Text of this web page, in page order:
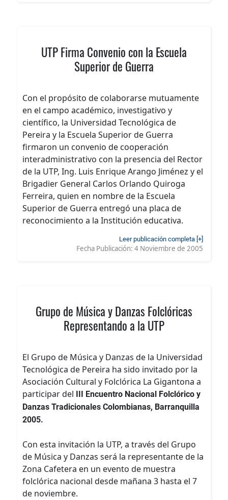
UTP Firma Convenio con la Escuela
Superior de Guerra
Con el propósito de colaborarse mutuamente
en el campo académico, investigativo y
científico, la Universidad Tecnológica de
Pereira y la Escuela Superior de Guerra
firmaron un convenio de cooperación
interadministrativo con la presencia del Rector
de la UTP, Ing. Luis Enrique Arango Jiménez y el
Brigadier General Carlos Orlando Quiroga
Ferreira, quien en nombre de la Escuela
Superior de Guerra entregó una placa de
reconocimiento a la Institución educativa.
Leer publicación completa [+]
Fecha Publicación: 4 Noviembre de 2005
Grupo de Música y Danzas Folclóricas
Representando a la UTP
El Grupo de Música y Danzas de la Universidad
Tecnológica de Pereira ha sido invitado por la
Asociación Cultural y Folclórica La Gigantona a
participar del
III Encuentro Nacional Folclórico y
Danzas Tradicionales Colombianas, Barranquilla
2005.
Con esta invitación la UTP, a través del Grupo
de Música y Danzas será la representante de la
Zona Cafetera en un evento de muestra
folclórica nacional desde mañana 3 hasta el 7
de noviembre.